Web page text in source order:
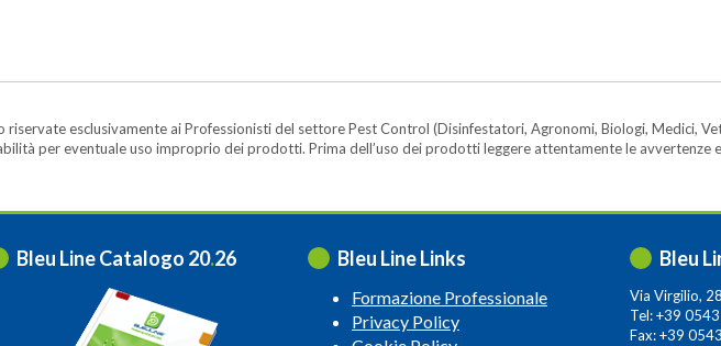
esclusivamente ai Professionisti del settore Pest Control (Disinfestatori, Agronomi, Biologi, Medici,
per eventuale uso improprio dei prodotti. Prima dell’uso dei prodotti leggere attentamente le avvertenze
Bleu Line Catalogo 20.26 Bleu Line Links
Formazione Professionale
Privacy Policy
Bleu
Via Virgilio,
Tel: +39
Fax: +39